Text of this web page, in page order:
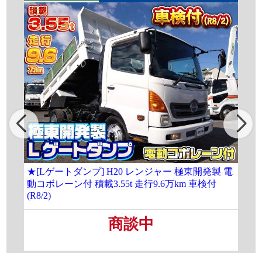
★[Lゲートダンプ] H20 レンジャー 極東開発製 電
動コボレーン付 積載3.55t 走行9.6万km 車検付
(R8/2)
商談中